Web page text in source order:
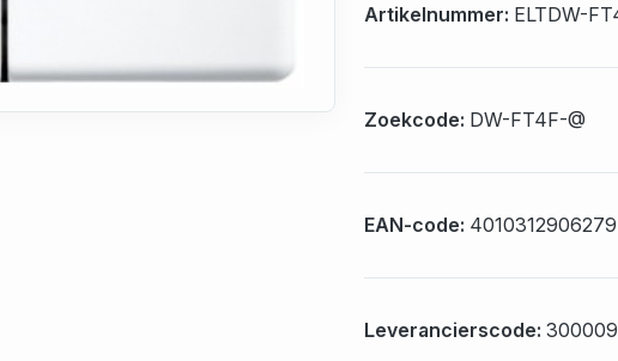
Artikelnummer: ELTDW-
Zoekcode: DW-FT4F-@
EAN-code: 4010312906279
Leverancierscode: